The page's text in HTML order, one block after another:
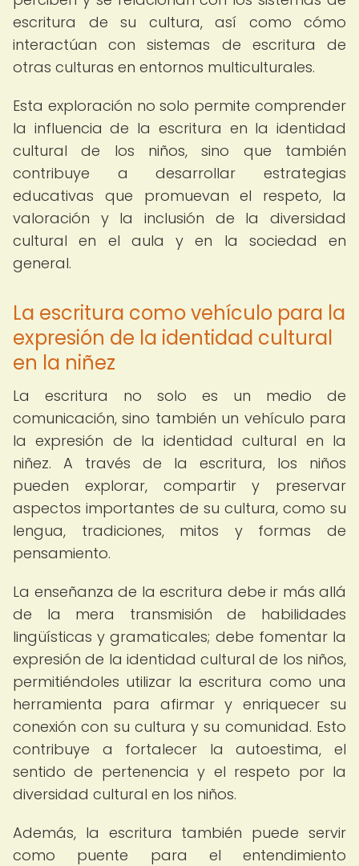
escritura de su cultura, así como cómo
interactúan con sistemas de escritura de
otras culturas en entornos multiculturales.
Esta exploración no solo permite comprender
la influencia de la escritura en la identidad
cultural de los niños, sino que también
contribuye a desarrollar estrategias
educativas que promuevan el respeto, la
valoración y la inclusión de la diversidad
cultural en el aula y en la sociedad en
general.
La escritura como vehículo para la
expresión de la identidad cultural
en la niñez
La escritura no solo es un medio de
comunicación, sino también un vehículo para
la expresión de la identidad cultural en la
niñez. A través de la escritura, los niños
pueden explorar, compartir y preservar
aspectos importantes de su cultura, como su
lengua, tradiciones, mitos y formas de
pensamiento.
La enseñanza de la escritura debe ir más allá
de la mera transmisión de habilidades
lingüísticas y gramaticales; debe fomentar la
expresión de la identidad cultural de los niños,
permitiéndoles utilizar la escritura como una
herramienta para afirmar y enriquecer su
conexión con su cultura y su comunidad. Esto
contribuye a fortalecer la autoestima, el
sentido de pertenencia y el respeto por la
diversidad cultural en los niños.
Además, la escritura también puede servir
como puente para el entendimiento